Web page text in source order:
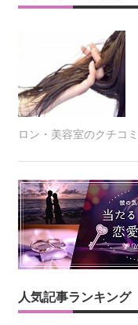
ロン・美容室のクチコミ
人気記事ランキング